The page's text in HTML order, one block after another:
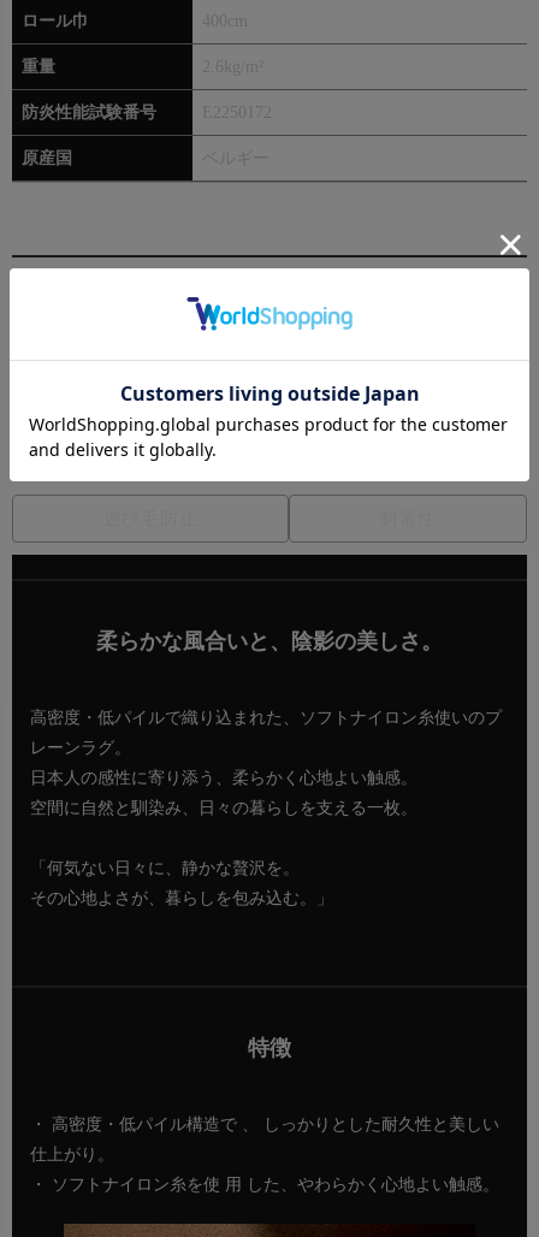
ロール巾 400cm
重量 2.6kg/m²
防炎性能試験番号 E2250172
原産国 ベルギー
防炎カーペット
柔らかな風合いと、陰影の美しさ。
高密度・低パイルで織り込まれた、ソフトナイロン糸使いのプ
レーンラグ。
日本人の感性に寄り添う、柔らかく心地よい触感。
空間に自然と馴染み、日々の暮らしを支える一枚。
「何気ない日々に、静かな贅沢を。
その心地よさが、暮らしを包み込む。」
特徴
・ 高密度・低パイル構造で 、 しっかりとした耐久性と美しい
仕上がり。
・ ソフトナイロン糸を使 用 した、やわらかく心地よい触感。